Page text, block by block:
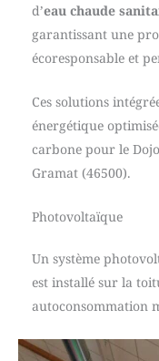
d’eau chaude
garantissant une
écoresponsable et
Ces solutions
énergétique
carbone pour le
Gramat (46500).
Photovoltaïque
Un système
est installé sur la
autoconsommation